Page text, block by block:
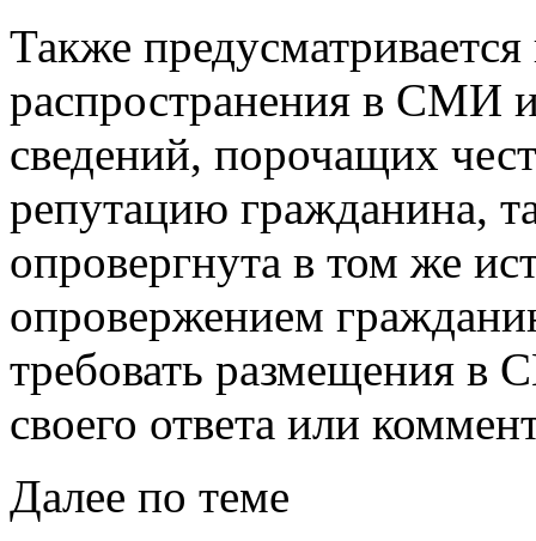
Также
распространения в СМИ
сведений, порочащих
репутацию гражданина,
опровергнута в том же
опровержением
требовать размещения в
своего ответа или
Далее по теме